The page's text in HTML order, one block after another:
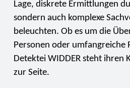
Lage, diskrete Ermittlungen
sondern auch komplexe
beleuchten. Ob es um die
Personen oder umfangreiche
Detektei WIDDER steht ihren
zur Seite.